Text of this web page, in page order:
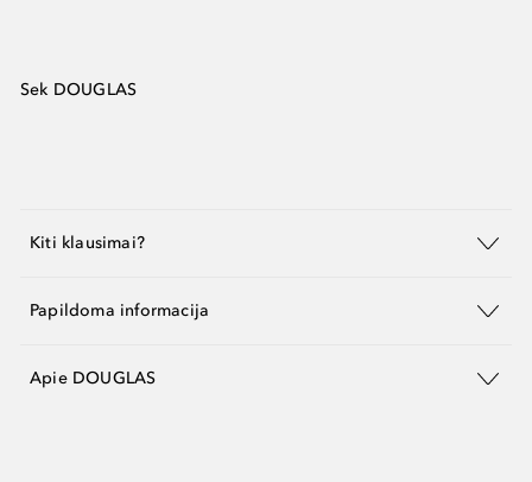
Sek DOUGLAS
Kiti klausimai?
Papildoma informacija
Apie DOUGLAS